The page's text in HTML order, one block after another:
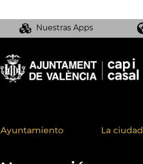
Nuestras Apps
Ayuntamiento La ciudad